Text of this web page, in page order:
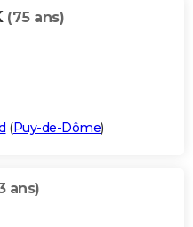
(75 ans)
(Puy-de-Dôme)
ans)